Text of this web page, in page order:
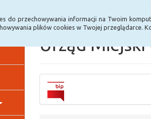
do przechowywania informacji na Twoim
plików cookies w Twojej przeglądarce.
Urząd